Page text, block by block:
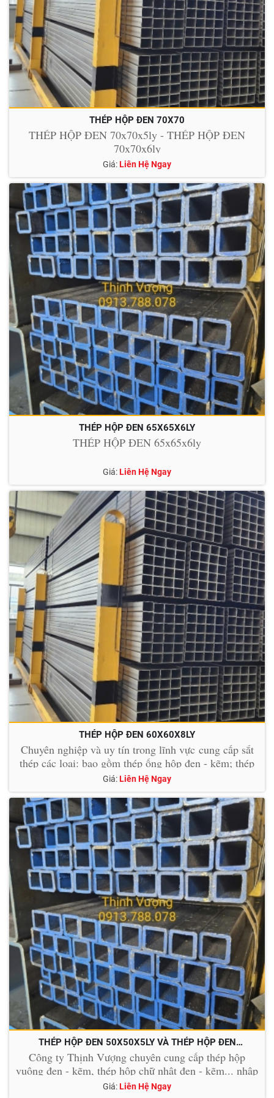
THÉP HỘP ĐEN 70X70
THÉP HỘP ĐEN 70x70x5ly - THÉP HỘP ĐEN
70x70x6ly
Giá:Liên Hệ Ngay
THÉP HỘP ĐEN 65X65X6LY
THÉP HỘP ĐEN 65x65x6ly
Giá:Liên Hệ Ngay
THÉP HỘP ĐEN 60X60X8LY
Chuyên nghiệp và uy tín trong lĩnh vực cung cấp sắt
thép các loại: bao gồm thép ống hộp đen - kẽm; thép
tấm, thanh la, bản mã, thép hình U I H V (mạ kẽm và
lam....
Giá:Liên Hệ Ngay
THÉP HỘP ĐEN 50X50X5LY VÀ THÉP HỘP ĐEN
50X50X6LY
Công ty Thịnh Vượng chuyên cung cấp thép hộp
vuông đen - kẽm, thép hộp chữ nhật đen - kẽm... nhập
khẩu với những quy cách đặc biệt lớn và dày.
Giá:Liên Hệ Ngay